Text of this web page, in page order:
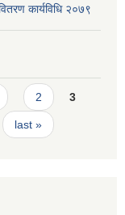
कार्यविधि २०७९
2 3
last »